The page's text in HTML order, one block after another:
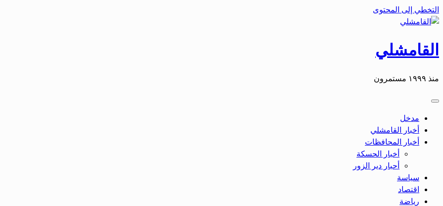
التخطي إلى المحتوى
القامشلي
منذ ١٩٩٩ مستمرون
مدخل
أخبار القامشلي
أخبار المحافظات
أخبار الحسكة
أحبار دير الزور
سياسة
اقتصاد
رياضة